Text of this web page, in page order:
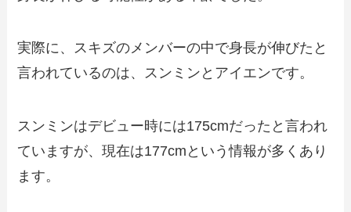
実際に、スキズのメンバーの中で身長が伸びたと
言われているのは、スンミンとアイエンです。
スンミンはデビュー時には175cmだったと言われ
ていますが、現在は177cmという情報が多くあり
ます。